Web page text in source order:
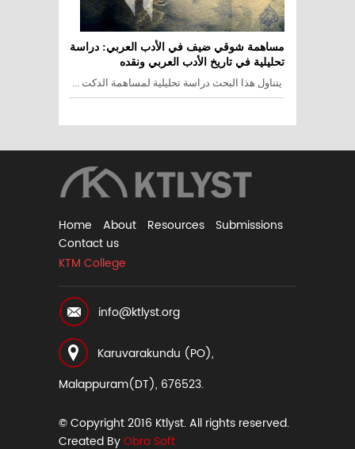
مساهمة شوقي ضيف في الأدب العربي: دراسة
تحليلية في تاريخ الأدب العربي ونقده
يتناول هذا البحث دراسة تحليلية لمساهمة الدكت ...
Home About Resources
Submissions
Contact us
KTM College
info@ktlyst.org
Karuvarakundu (PO),
Malappuram(DT), 676523.
© Copyright 2016 Ktlyst. All rights reserved.
Created ByObra Soft